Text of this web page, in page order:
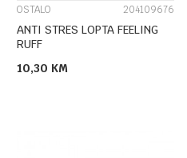
OSTALO 204109676
ANTI STRES LOPTA FEELING
RUFF
10,30 KM